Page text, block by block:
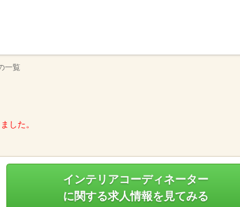
一覧
した。
インテリアコーディネーター
に関する求人情報を見てみる